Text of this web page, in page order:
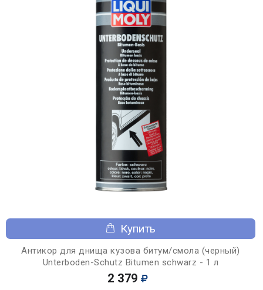
Купить
Антикор для днища кузова битум/смола (черный)
Unterboden-Schutz Bitumen schwarz - 1 л
2 379